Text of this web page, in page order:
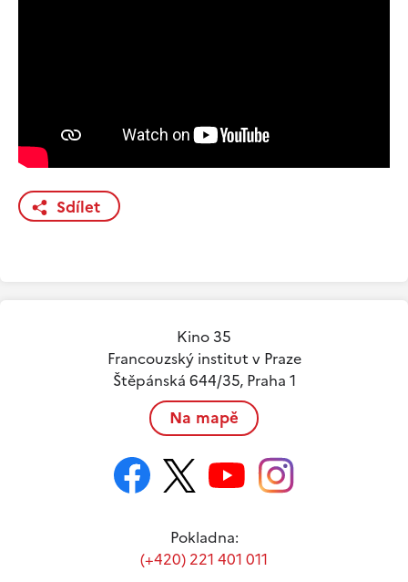
Sdílet
Kino 35
Francouzský institut v Praze
Štěpánská 644/35, Praha 1
Na mapě
Pokladna:
(+420) 221 401 011